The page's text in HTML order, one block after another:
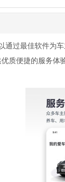
通过最佳软件为
质便捷的服务